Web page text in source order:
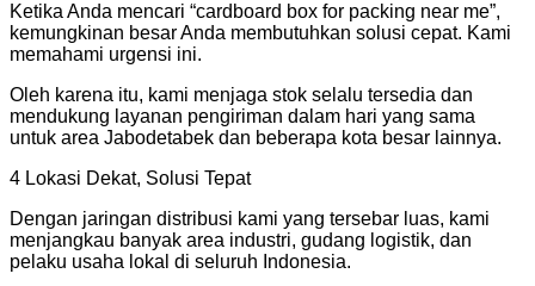
Ketika Anda mencari “cardboard box for packing near me”,
kemungkinan besar Anda membutuhkan solusi cepat. Kami
memahami urgensi ini.
Oleh karena itu, kami menjaga stok selalu tersedia dan
mendukung layanan pengiriman dalam hari yang sama
untuk area Jabodetabek dan beberapa kota besar lainnya.
4 Lokasi Dekat, Solusi Tepat
Dengan jaringan distribusi kami yang tersebar luas, kami
menjangkau banyak area industri, gudang logistik, dan
pelaku usaha lokal di seluruh Indonesia.